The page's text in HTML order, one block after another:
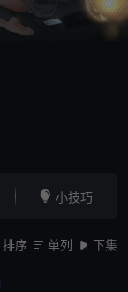
 小技巧
排序  单列  下集